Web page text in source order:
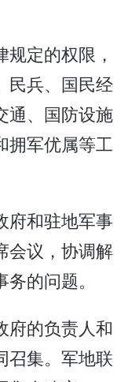
定的权限，
民兵、国民经
通、国防设施
拥军优属等工
和驻地军事
会议，协调解
的问题。
府的负责人和
召集。军地联